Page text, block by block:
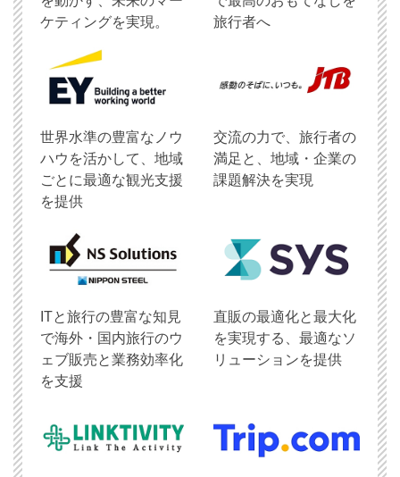
ケティングを実現。
旅行者へ
世界水準の豊富なノウ
ハウを活かして、地域
ごとに最適な観光支援
を提供
交流の力で、旅行者の
満足と、地域・企業の
課題解決を実現
ITと旅行の豊富な知見
で海外・国内旅行のウ
ェブ販売と業務効率化
を支援
直販の最適化と最大化
を実現する、最適なソ
リューションを提供